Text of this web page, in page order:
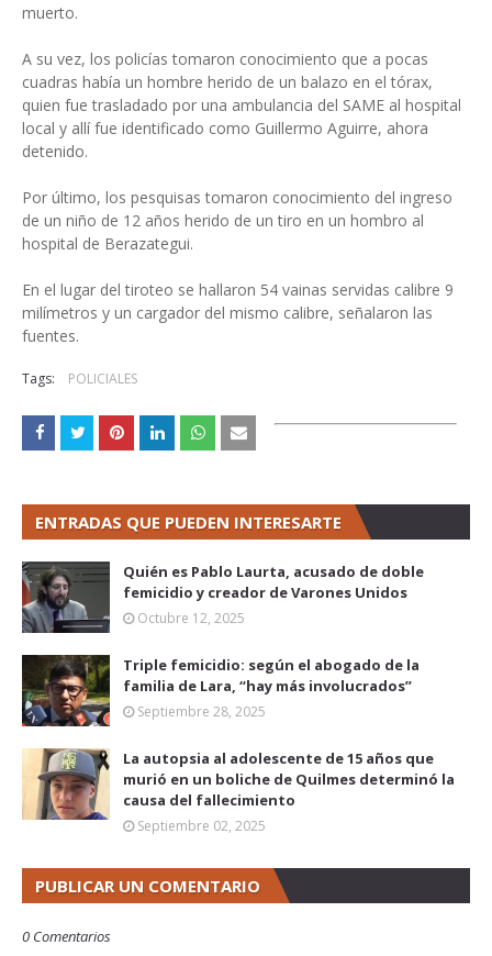
muerto.
A su vez, los policías tomaron conocimiento que a pocas
cuadras había un hombre herido de un balazo en el tórax,
quien fue trasladado por una ambulancia del SAME al hospital
local y allí fue identificado como Guillermo Aguirre, ahora
detenido.
Por último, los pesquisas tomaron conocimiento del ingreso
de un niño de 12 años herido de un tiro en un hombro al
hospital de Berazategui.
En el lugar del tiroteo se hallaron 54 vainas servidas calibre 9
milímetros y un cargador del mismo calibre, señalaron las
fuentes.
Tags: POLICIALES
ENTRADAS QUE PUEDEN INTERESARTE
Quién es Pablo Laurta, acusado de doble
femicidio y creador de Varones Unidos
Octubre 12, 2025
Triple femicidio: según el abogado de la
familia de Lara, “hay más involucrados”
Septiembre 28, 2025
La autopsia al adolescente de 15 años que
murió en un boliche de Quilmes determinó la
causa del fallecimiento
Septiembre 02, 2025
PUBLICAR UN COMENTARIO
0 Comentarios